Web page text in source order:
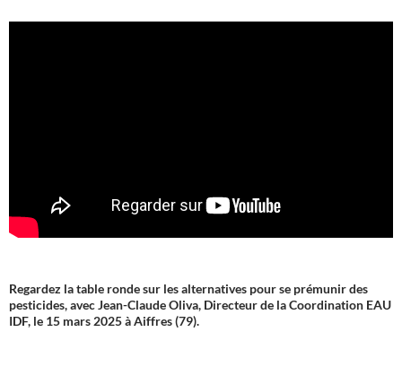
Regardez la table ronde sur les alternatives pour se prémunir des
pesticides, avec Jean-Claude Oliva, Directeur de la Coordination EAU
IDF, le 15 mars 2025 à Aiffres (79).